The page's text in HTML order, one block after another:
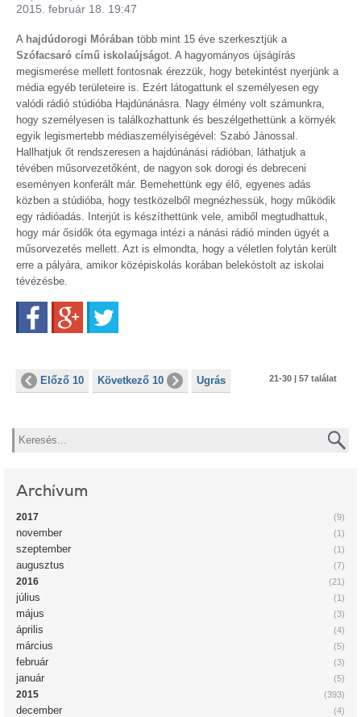
2015. február 18. 19:47
A hajdúdorogi Mórában több mint 15 éve szerkesztjük a
Szófacsaró című iskolaújságot. A hagyományos újságírás
megismerése mellett fontosnak érezzük, hogy betekintést nyerjünk a
média egyéb területeire is. Ezért látogattunk el személyesen egy
valódi rádió stúdióba Hajdúnánásra. Nagy élmény volt számunkra,
hogy személyesen is találkozhattunk és beszélgethettünk a környék
egyik legismertebb médiaszemélyiségével: Szabó Jánossal.
Hallhatjuk őt rendszeresen a hajdúnánási rádióban, láthatjuk a
tévében műsorvezetőként, de nagyon sok dorogi és debreceni
eseményen konferált már. Bemehettünk egy élő, egyenes adás
közben a stúdióba, hogy testközelből megnézhessük, hogy működik
egy rádióadás. Interjút is készíthettünk vele, amiből megtudhattuk,
hogy már ősidők óta egymaga intézi a nánási rádió minden ügyét a
műsorvezetés mellett. Azt is elmondta, hogy a véletlen folytán került
erre a pályára, amikor középiskolás korában belekóstolt az iskolai
tévézésbe.
FacebookGoogle+
Előző 10 Következő 10 Ugrás 21-30 | 57 találat
Keresés
Archívum
(9)
2017
(1)
november
(1)
szeptember
(7)
augusztus
(21)
2016
(1)
július
(3)
május
(4)
április
(5)
március
(3)
február
(5)
január
(393)
2015
(4)
december